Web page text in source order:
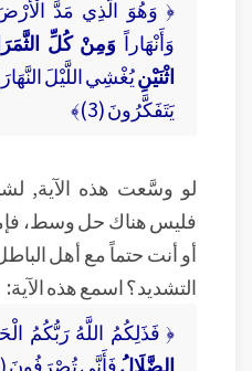
﴿ وَهُوَ الَّذِي مَدَّ
وَأَنْهَاراً وَمِنْ كُلِّ
اثْنَيْنِيُغْشِي اللَّيْلَ
يَتَفَكَّرُونَ (3)﴾
لو وسَّعت هذه الآية,
فليس هناك حل وسط،
أو أنت حتماً مع أهل
التشديد؟ اسمع هذه الآية:
﴿ فَذَلِكُمُ اللَّهُ رَبُّكُمُ
الضَّلَالُفَأَنَّى تُصْرَفُونَ (32)﴾